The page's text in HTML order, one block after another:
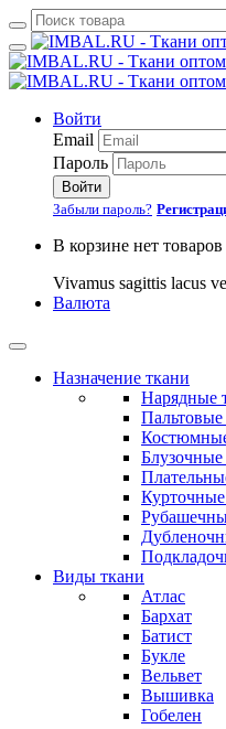
Войти
Email
Пароль
Войти
Забыли пароль?
В корзине нет товаров
Vivamus sagittis lacus
Валюта
Назначение ткани
Нарядные
Пальтовые
Блузочные
Виды ткани
Атлас
Бархат
Батист
Букле
Вельвет
Вышивка
Гобелен